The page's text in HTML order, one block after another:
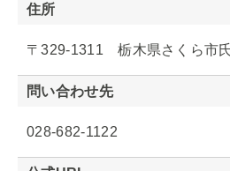
住所
〒329-1311 栃木県さくら市
問い合わせ先
028-682-1122